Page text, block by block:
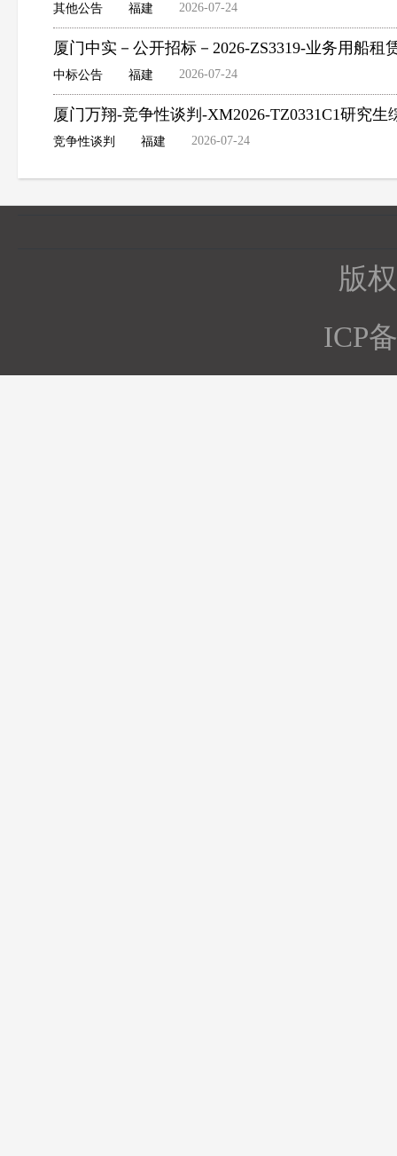
其他公告 福建 2026-07-24
厦门中实－公开招标－2026-ZS3319-业务用船租
中标公告 福建 2026-07-24
厦门万翔-竞争性谈判-XM2026-TZ0331C1研究
竞争性谈判 福建 2026-07-24
版
ICP